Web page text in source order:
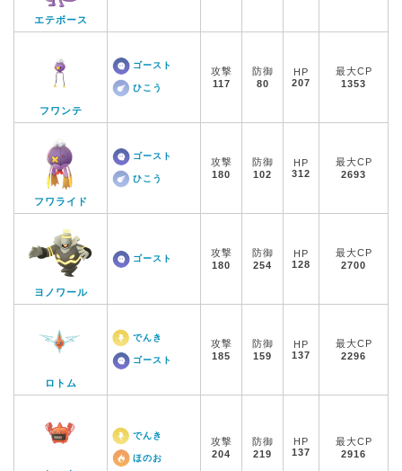
エテボース
フワンテ
ゴースト
ひこう
攻撃
117
防御
80
HP
207
最大CP
1353
フワライド
ゴースト
ひこう
攻撃
180
防御
102
HP
312
最大CP
2693
ヨノワール
ゴースト
攻撃
180
防御
254
HP
128
最大CP
2700
ロトム
でんき
ゴースト
攻撃
185
防御
159
HP
137
最大CP
2296
でんき
ほのお
攻撃
204
防御
219
HP
137
最大CP
2916